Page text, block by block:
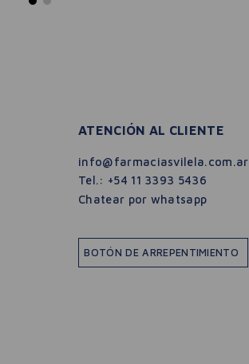
ATENCIÓN AL CLIENTE
info@farmaciasvilela.com.ar
Tel.: +54 11 3393 5436
Chatear por whatsapp
BOTÓN DE ARREPENTIMIENTO